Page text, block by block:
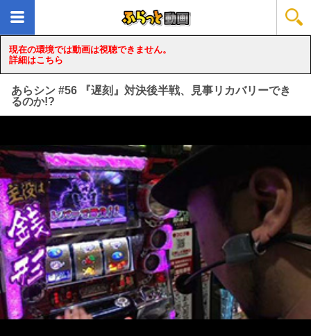
現在の環境では動画は視聴できません。
詳細はこちら
あらシン #56 『遅刻』対決後半戦、見事リカバリーでき
るのか!?
loading...